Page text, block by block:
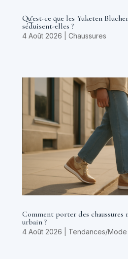
Qu’est-ce que les Yuketen
séduisent-elles ?
4 Août 2026 Chaussures
Comment porter des chaussures
urbain ?
4 Août 2026 Tendances/Mode